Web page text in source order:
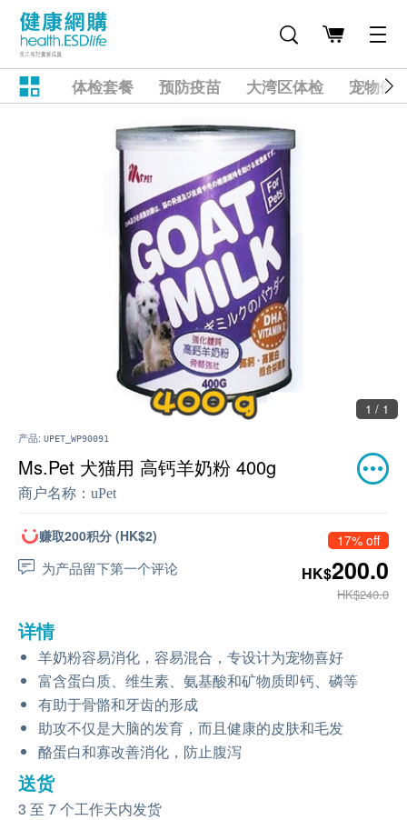
体检套餐 预防疫苗 大湾区体检 宠物健
1 / 1
产品: UPET_WP90091
Ms.Pet 犬猫用 高钙羊奶粉 400g
商户名称： uPet
赚取200积分 (HK$2)
为产品留下第一个评论
17% off
HK$200.0
HK$240.0
详情
羊奶粉容易消化，容易混合，专设计为宠物喜好
富含蛋白质、维生素、氨基酸和矿物质即钙、磷等
有助于骨骼和牙齿的形成
助攻不仅是大脑的发育，而且健康的皮肤和毛发
酪蛋白和寡改善消化，防止腹泻
送货
3 至 7 个工作天内发货